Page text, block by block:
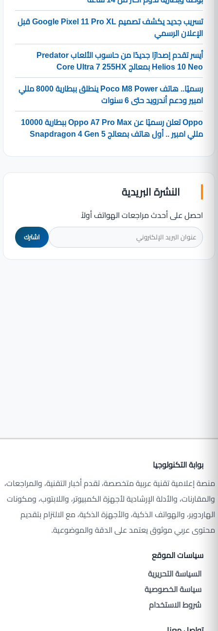
تسريب جديد يكشف تصميم Google Pixel 11 Pro XL قبل
الإعلان الرسمي
أيسر تقدم إصدارًا جديدًا من حاسوب الألعاب Predator
Helios 10 Neo بمعالج Core Ultra 7 255HX
رسميًا.. هاتف Poco M8 Power ينطلق ببطارية 8000 مللي
امبير ودعم أندرويد حتى 6 سنوات
Oppo تعلن رسميًا عن Oppo A7 Pro Max ببطارية 10000
مللي امبير .. أول هاتف بمعالج Snapdragon 4 Gen 5
النشرة البريدية
احصل على أحدث مراجعات الهواتف أولاً
اشترك
بوابة التكنولوجيا
منصة إعلامية تقنية عربية متخصصة، تقدم أخبار التقنية، والمراجعات،
والمقارنات، والأدلة الإرشادية لأجهزة الكمبيوتر، واللابتوب، ومكونات
الهاردوير، والهواتف الذكية، والأجهزة الذكية، مع الالتزام بتقديم
محتوى عربي موثوق يعتمد على الدقة والموضوعية.
سياسات الموقع
السياسة التحريرية
سياسة الخصوصية
شروط الاستخدام